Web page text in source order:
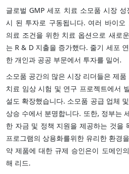
글로벌 GMP 세포 치료 소모품 시장
시 된 투자로 구동됩니다. 여러 바이
의료 조건을 위한 치료 옵션으로 새로
는 R & D 지출을 증가했다. 줄기 세포
한 개인과 공공 부문에서 투자를 밀어.
소모품 공간의 많은 시장 리더들은 제
치료 임상 시험 및 연구 프로젝트에서
설도 확장했습니다. 소모품 공급 업체
상승 수에서 분명합니다. 또한, 정부는
한 자금 및 정책 지원을 제공하는 것을
프로그램의 상용화를위한 유리한 환경
약 제품에 대한 규제 승인은이 도메인
해 리드.